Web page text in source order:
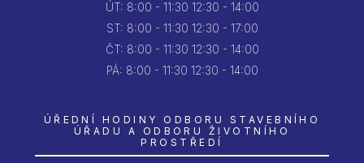
ÚT: 8:00 - 11:30 12:30 - 14:00
ST: 8:00 - 11:30 12:30 - 17:00
ČT: 8:00 - 11:30 12:30 - 14:00
PÁ: 8:00 - 11:30 12:30 - 14:00
ÚŘEDNÍ HODINY ODBORU STAVEBNÍHO
ÚŘADU A ODBORU ŽIVOTNÍHO
PROSTŘEDÍ